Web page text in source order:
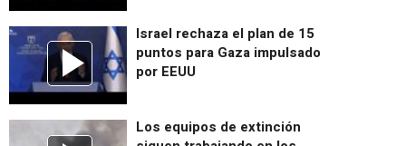
Israel rechaza el plan de 15
puntos para Gaza impulsado
por EEUU
Los equipos de extinción